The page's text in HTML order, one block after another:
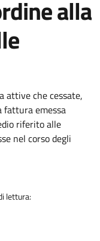
alla
attive che cessate,
fattura emessa
riferito alle
nel corso degli
lettura: